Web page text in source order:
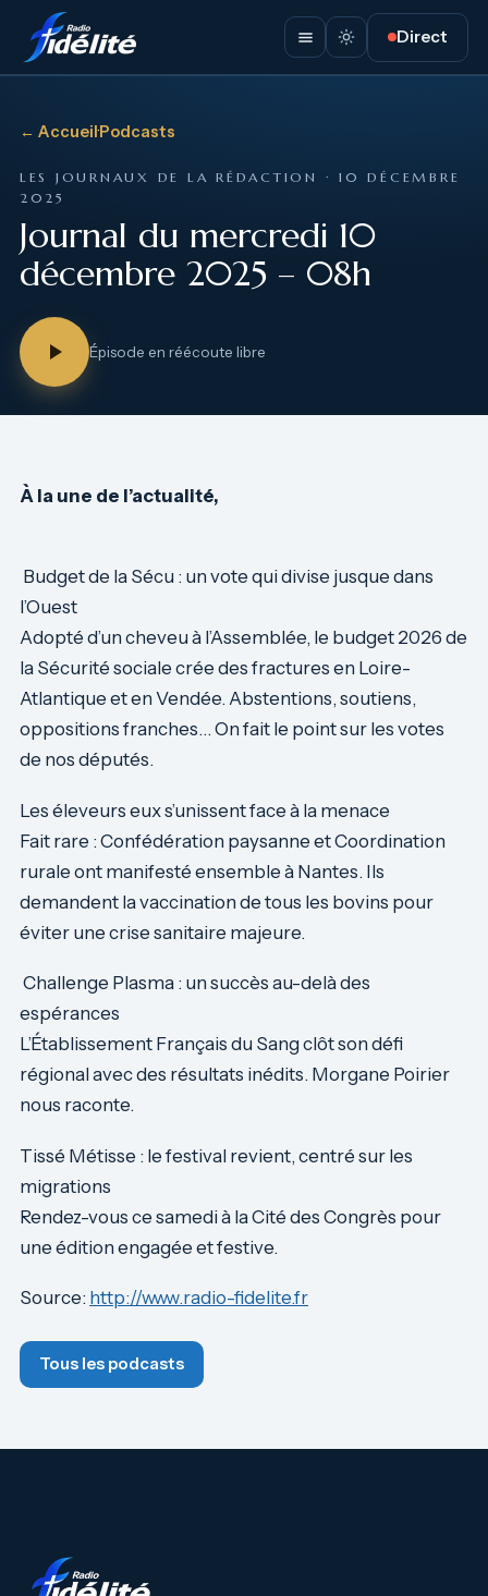
Direct
← Accueil·Podcasts
LES JOURNAUX DE LA RÉDACTION · 10 DÉCEMBRE
2025
Journal du mercredi 10
décembre 2025 – 08h
Épisode en réécoute libre
À la une de l’actualité,
Budget de la Sécu : un vote qui divise jusque dans
l’Ouest
Adopté d’un cheveu à l’Assemblée, le budget 2026 de
la Sécurité sociale crée des fractures en Loire-
Atlantique et en Vendée. Abstentions, soutiens,
oppositions franches… On fait le point sur les votes
de nos députés.
Les éleveurs eux s’unissent face à la menace
Fait rare : Confédération paysanne et Coordination
rurale ont manifesté ensemble à Nantes. Ils
demandent la vaccination de tous les bovins pour
éviter une crise sanitaire majeure.
Challenge Plasma : un succès au-delà des
espérances
L’Établissement Français du Sang clôt son défi
régional avec des résultats inédits. Morgane Poirier
nous raconte.
Tissé Métisse : le festival revient, centré sur les
migrations
Rendez-vous ce samedi à la Cité des Congrès pour
une édition engagée et festive.
Source: http://www.radio-fidelite.fr
Tous les podcasts